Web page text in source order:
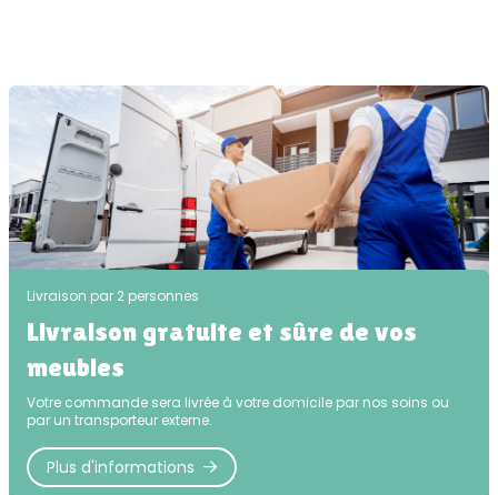
Livraison par 2 personnes
Livraison gratuite et sûre de vos
meubles
Votre commande sera livrée à votre domicile par nos soins ou
par un transporteur externe.
Plus d'informations